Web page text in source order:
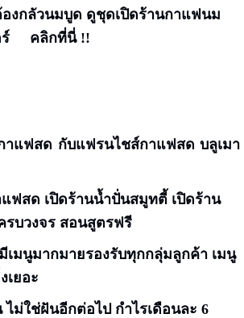
งกลัวนมบูด ดูชุดเปิดร้านกาแฟนม
อร์ คลิกที่นี่ !!
าแฟสด กับแฟรนไชส์กาแฟสด บลูเมา
ฟสด เปิดร้านน้ำปั่นสมูทตี้ เปิดร้าน
รบวงจร สอนสูตรฟรี
เมนูมากมายรองรับทุกกลุ่มลูกค้า เมนู
เยอะ
ไม่ใช่ฝันอีกต่อไป กำไรเดือนละ 6